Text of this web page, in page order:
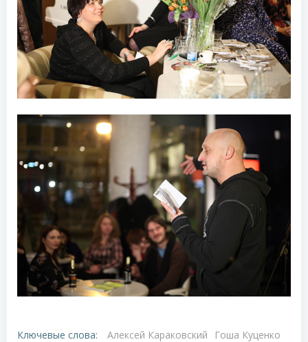
Ключевые слова: Алексей Караковский
Гоша Куценко